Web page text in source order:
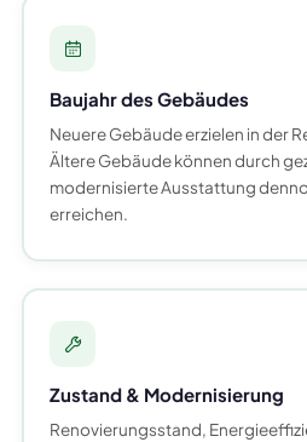
Baujahr des Gebäudes
Neuere Gebäude erzielen in der
Ältere Gebäude können durch
modernisierte Ausstattung
erreichen.
Zustand & Modernisierung
Renovierungsstand,